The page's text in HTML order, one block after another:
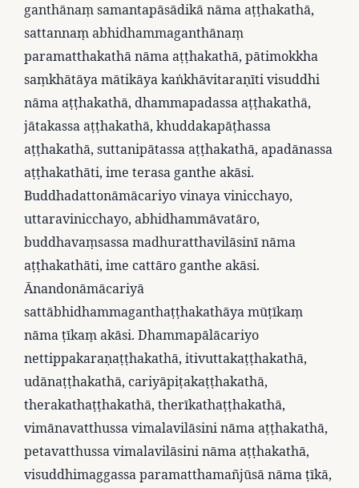
ganthānaṃ samantapāsādikā nāma aṭṭhakathā,
sattannaṃ abhidhammaganthānaṃ
paramatthakathā nāma aṭṭhakathā, pātimokkha
saṃkhātāya mātikāya kaṅkhāvitaraṇīti visuddhi
nāma aṭṭhakathā, dhammapadassa aṭṭhakathā,
jātakassa aṭṭhakathā, khuddakapāṭhassa
aṭṭhakathā, suttanipātassa aṭṭhakathā, apadānassa
aṭṭhakathāti, ime terasa ganthe akāsi.
Buddhadattonāmācariyo vinaya vinicchayo,
uttaravinicchayo, abhidhammāvatāro,
buddhavaṃsassa madhuratthavilāsinī nāma
aṭṭhakathāti, ime cattāro ganthe akāsi.
Ānandonāmācariyā
sattābhidhammaganthaṭṭhakathāya mūṭīkaṃ
nāma ṭīkaṃ akāsi. Dhammapālācariyo
nettippakaraṇaṭṭhakathā, itivuttakaṭṭhakathā,
udānaṭṭhakathā, cariyāpiṭakaṭṭhakathā,
therakathaṭṭhakathā, therīkathaṭṭhakathā,
vimānavatthussa vimalavilāsini nāma aṭṭhakathā,
petavatthussa vimalavilāsini nāma aṭṭhakathā,
visuddhimaggassa paramatthamañjūsā nāma ṭīkā,